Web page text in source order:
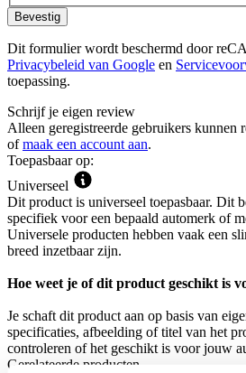
Bevestig
Dit formulier wordt beschermd door
Privacybeleid van Google en
toepassing.
Schrijf je eigen review
Alleen geregistreerde gebruikers kunnen
ofmaak een account aan.
Toepasbaar op:
Universeel
Dit product is universeel toepasbaar. Dit
specifiek voor een bepaald automerk of
Universele producten hebben vaak een
breed inzetbaar zijn.
Hoe weet je of dit product geschikt is
Je schaft dit product aan op basis van
specificaties, afbeelding of titel van het
controleren of het geschikt is voor jouw
Gerelateerde producten